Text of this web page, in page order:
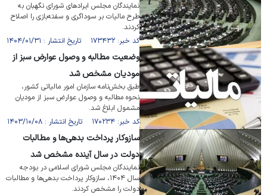
نمایندگان مجلس ایراد‌های شورای نگهبان به
طرح مالیات بر سوداگری و سفته‌بازی را اصلاح
کردند.
کد خبر: ۱۷۳۴۳۲ تاریخ انتشار : ۱۴۰۴/۰۱/۳۱
وضعیت مطالبه و وصول عوارض سبز از
مودیان مشخص شد
طبق بخش‌نامه سازمان امور مالیاتی کشور،
نحوه مطالبه و وصول عوارض سبز از مودیان
مشمول ابلاغ شد.
کد خبر: ۱۷۰۲۳۴ تاریخ انتشار : ۱۴۰۳/۱۰/۰۸
سازوکار پرداخت بدهی‌ها و مطالبات
دولت در سال آینده مشخص شد
نمایندگان مجلس شورای اسلامی در بودجه
سال ۱۴۰۴، سازوکار پرداخت بدهی‌ها و مطالبات
دولت را مشخص کردند.